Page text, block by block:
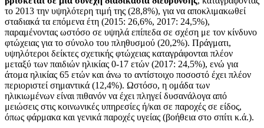
το 2013 την υψηλότερη τιμή της (28,8%), για να αποκλιμακωθεί
σταδιακά τα επόμενα έτη (2015: 26,6%, 2017: 24,5%),
παραμένοντας ωστόσο σε υψηλά επίπεδα σε σχέση με τον κίνδυνο
φτώχειας για το σύνολο του πληθυσμού (20,2%). Πράγματι,
υψηλότεροι δείκτες σχετικής φτώχειας καταγράφονται πλέον
μεταξύ των παιδιών ηλικίας 0-17 ετών (2017: 24,5%), ενώ για
άτομα ηλικίας 65 ετών και άνω το αντίστοιχο ποσοστό έχει πλέον
περιοριστεί σημαντικά (12,4%). Ωστόσο, η ομάδα των
ηλικιωμένων είναι πιθανόν να έχει πληγεί δυσανάλογα από
μειώσεις στις κοινωνικές υπηρεσίες ή/και σε παροχές σε είδος,
όπως φάρμακα και γενικά παροχές υγείας (βοήθεια στο σπίτι κ.ά.).